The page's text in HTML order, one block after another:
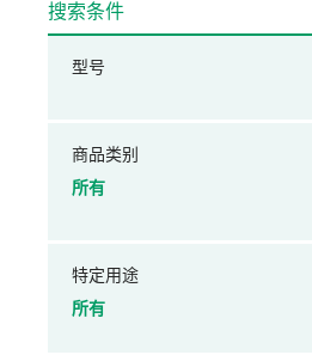
搜索条件
型号
商品类别
所有
特定用途
所有